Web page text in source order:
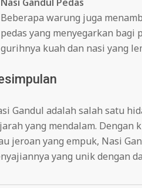
Beberapa warung juga
pedas yang menyegarkan bagi
gurihnya kuah dan nasi yang
Gandul adalah salah satu
yang mendalam. Dengan
jeroan yang empuk, Nasi
yang unik dengan